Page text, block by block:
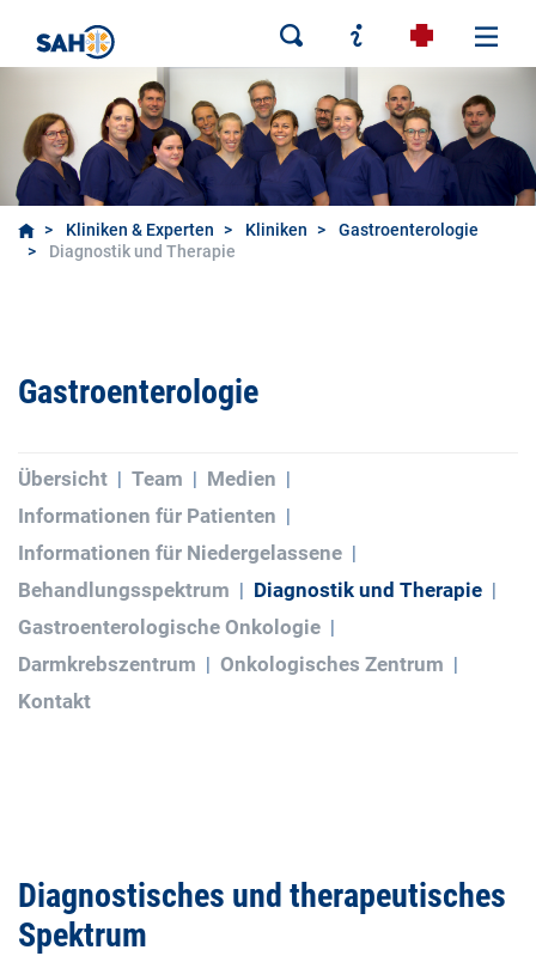
Kliniken & Experten Kliniken
Gastroenterologie
Diagnostik und Therapie
Gastroenterologie
Übersicht Team
Medien
Informationen für Patienten
Informationen für Niedergelassene
Behandlungsspektrum
Diagnostik und Therapie
Gastroenterologische Onkologie
Darmkrebszentrum
Onkologisches Zentrum
Kontakt
Diagnostisches und therapeutisches
Spektrum